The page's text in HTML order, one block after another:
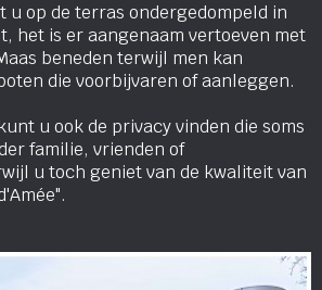
u op de terras ondergedompeld in
het is er aangenaam vertoeven met
beneden terwijl men kan
die voorbijvaren of aanleggen.
u ook de privacy vinden die soms
familie, vrienden of
u toch geniet van de kwaliteit van